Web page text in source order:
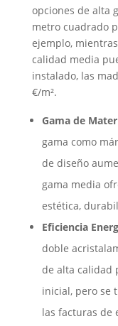
opciones de alta
metro cuadrado
ejemplo,
calidad media
instalado, las
€/m².
Gama de
gama como
de diseño
gama media
estética,
Eficiencia
doble
de alta calidad
inicial, pero se
las facturas de